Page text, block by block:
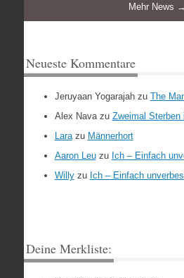
Mehr News →
Neueste Kommentare
Jeruyaan Yogarajahzu The
Alex Navazu Zweimal Sterben
Larazu Männerhort
Aaron Leuzu Ich – Einfach
Willyzu Ich – Einfach
Deine Merkliste: